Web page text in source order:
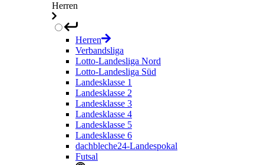
Herren
Herren
Verbandsliga
Lotto-Landesliga Nord
Lotto-Landesliga Süd
Landesklasse 1
Landesklasse 2
Landesklasse 3
Landesklasse 4
Landesklasse 5
Landesklasse 6
dachbleche24-Landespokal
Futsal